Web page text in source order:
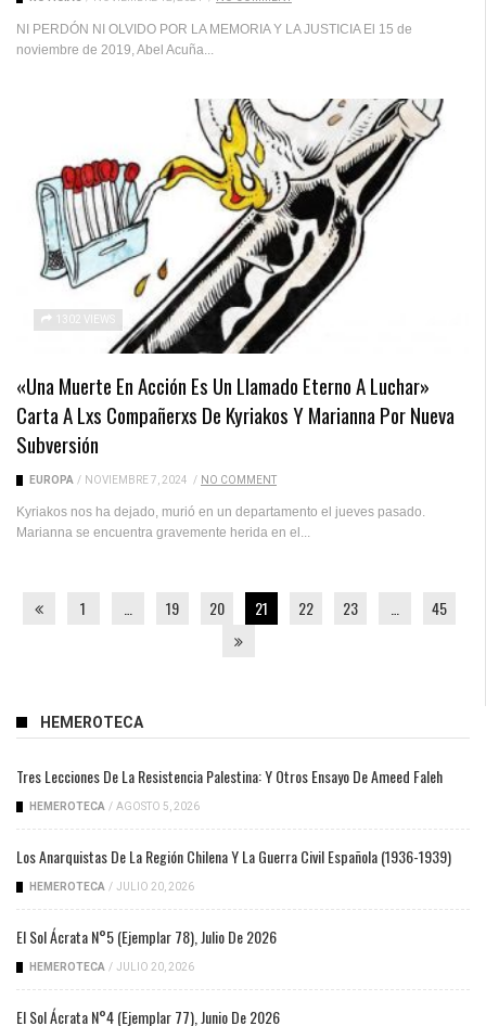
NI PERDÓN NI OLVIDO POR LA MEMORIA Y LA JUSTICIA El 15 de
noviembre de 2019, Abel Acuña...
1302 VIEWS
«Una Muerte En Acción Es Un Llamado Eterno A Luchar»
Carta A Lxs Compañerxs De Kyriakos Y Marianna Por Nueva
Subversión
EUROPA / NOVIEMBRE 7, 2024 / NO COMMENT
Kyriakos nos ha dejado, murió en un departamento el jueves pasado.
Marianna se encuentra gravemente herida en el...
1 19 20 21 22 23 45
HEMEROTECA
Tres Lecciones De La Resistencia Palestina: Y Otros Ensayo De Ameed Faleh
HEMEROTECA / AGOSTO 5, 2026
Los Anarquistas De La Región Chilena Y La Guerra Civil Española (1936-1939)
HEMEROTECA / JULIO 20, 2026
El Sol Ácrata N°5 (ejemplar 78), Julio De 2026
HEMEROTECA / JULIO 20, 2026
El Sol Ácrata N°4 (ejemplar 77), Junio De 2026